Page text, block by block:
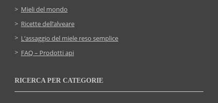
Mieli del mondo
Ricette dell’alveare
L’assaggio del miele reso semplice
FAQ – Prodotti api
RICERCA PER CATEGORIE